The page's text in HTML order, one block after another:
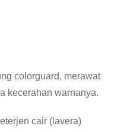
colorguard, merawat
kecerahan warnanya.
cair (lavera)